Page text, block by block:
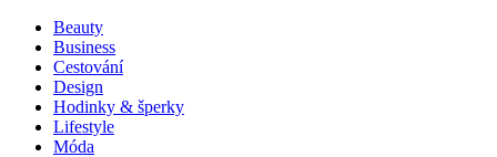
Beauty
Business
Cestování
Design
Hodinky & šperky
Lifestyle
Móda